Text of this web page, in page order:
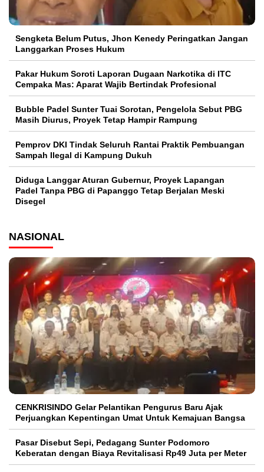
Sengketa Belum Putus, Jhon Kenedy Peringatkan Jangan
Langgarkan Proses Hukum
Pakar Hukum Soroti Laporan Dugaan Narkotika di ITC
Cempaka Mas: Aparat Wajib Bertindak Profesional
Bubble Padel Sunter Tuai Sorotan, Pengelola Sebut PBG
Masih Diurus, Proyek Tetap Hampir Rampung
Pemprov DKI Tindak Seluruh Rantai Praktik Pembuangan
Sampah Ilegal di Kampung Dukuh
Diduga Langgar Aturan Gubernur, Proyek Lapangan
Padel Tanpa PBG di Papanggo Tetap Berjalan Meski
Disegel
NASIONAL
CENKRISINDO Gelar Pelantikan Pengurus Baru Ajak
Perjuangkan Kepentingan Umat Untuk Kemajuan Bangsa
Pasar Disebut Sepi, Pedagang Sunter Podomoro
Keberatan dengan Biaya Revitalisasi Rp49 Juta per Meter